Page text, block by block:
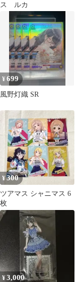
ス ルカ
¥699
風野灯織 SR
¥300
ツアマス シャニマス 6
枚
¥3,000